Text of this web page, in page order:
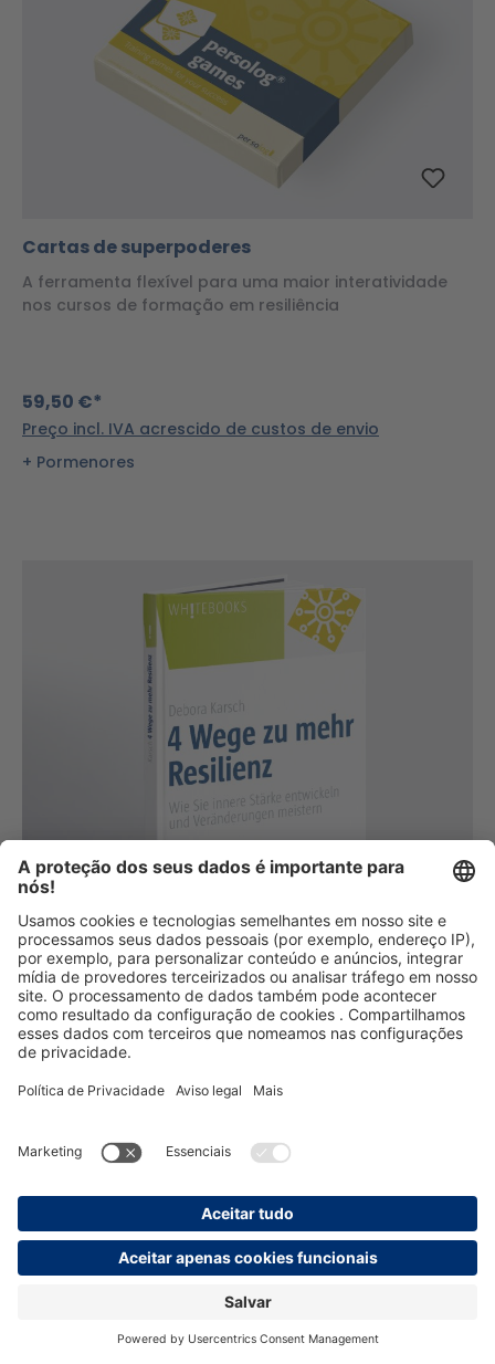
Cartas de superpoderes
A ferramenta flexível para uma maior interatividade
nos cursos de formação em resiliência
59,50 €*
Preço incl. IVA acrescido de custos de envio
Pormenores
4 formas de aumentar a resiliência
O livro que o ajuda a desenvolver a sua força interior e
a dominar a mudança
29,90 €*
Pormenores